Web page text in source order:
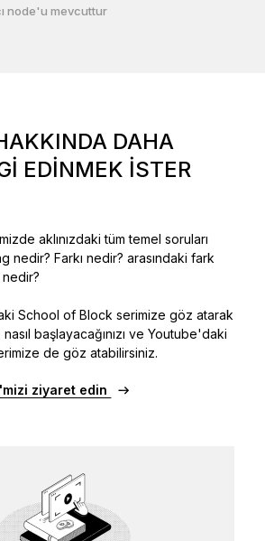
node'u mevcuttur
DAHA
EDINMEK ISTER
aklınızdaki tüm temel soruları
nedir? Farkı nedir? arasındaki fark
nedir?
School of Block serimize göz atarak
başlayacağınızı ve Youtube'daki
de göz atabilirsiniz.
ziyaret edin